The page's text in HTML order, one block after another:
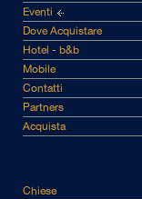
Eventi
Dove Acquistare
Hotel - b&b
Mobile
Contatti
Partners
Acquista
Chiese